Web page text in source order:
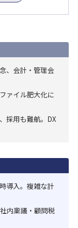
、会計・管理会
ァイル肥大化に
採用も難航。DX
導入。複雑な計
内稟議・顧問税